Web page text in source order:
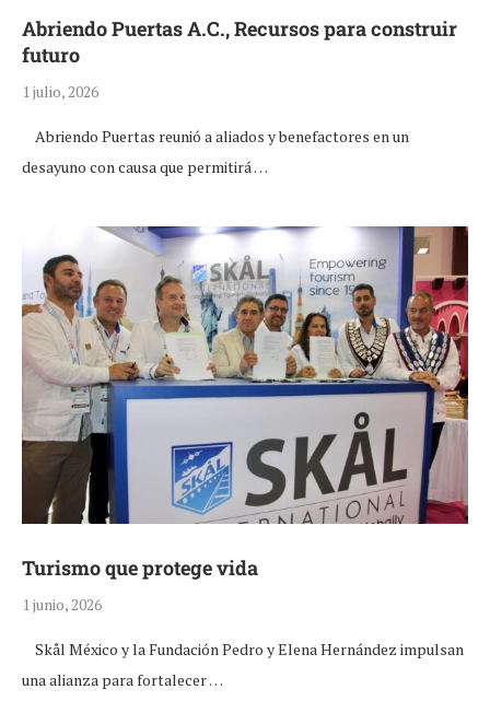
Abriendo Puertas A.C., Recursos para construir
futuro
1 julio, 2026
Abriendo Puertas reunió a aliados y benefactores en un
desayuno con causa que permitirá …
Turismo que protege vida
1 junio, 2026
Skål México y la Fundación Pedro y Elena Hernández impulsan
una alianza para fortalecer …